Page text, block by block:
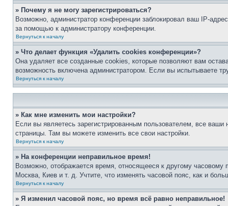
» Почему я не могу зарегистрироваться?
Возможно, администратор конференции заблокировал ваш IP-
за помощью к администратору конференции.
Вернуться к началу
» Что делает функция «Удалить cookies конференции»?
Она удаляет все созданные cookies, которые позволяют вам
возможность включена администратором. Если вы испытываете
Вернуться к началу
» Как мне изменить мои настройки?
Если вы являетесь зарегистрированным пользователем, все
страницы. Там вы можете изменить все свои настройки.
Вернуться к началу
» На конференции неправильное время!
Возможно, отображается время, относящееся к другому часовому
Москва, Киев и т. д. Учтите, что изменять часовой пояс, как и
Вернуться к началу
» Я изменил часовой пояс, но время всё равно неправильное!